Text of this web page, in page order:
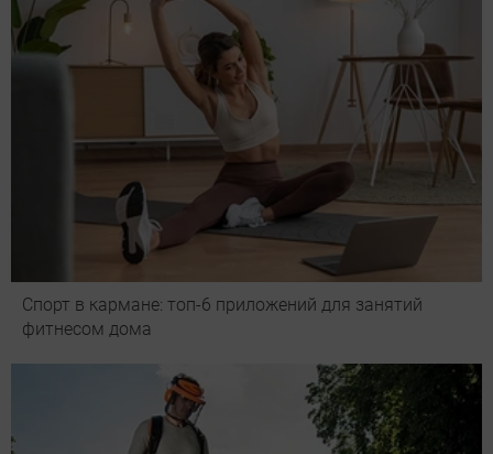
Спорт в кармане: топ-6 приложений для занятий
фитнесом дома